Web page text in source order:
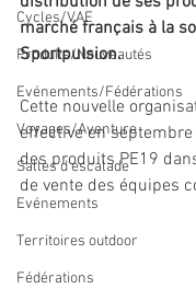
Cycles/VAE
Produits/Nouveautés
Evénements/Fédérations
Voyages/Aventure
Salles d'escalade
Evénements
Territoires outdoor
Fédérations
marché français à la
Sportpulsion.
Cette nouvelle
effective en septembre
des produits PE19
de vente des équipes